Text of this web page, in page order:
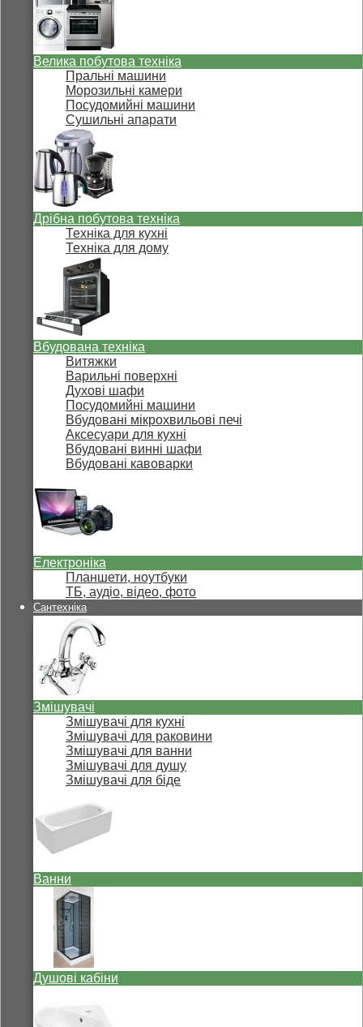
Велика побутова техніка
Пральні машини
Морозильні камери
Посудомийні машини
Сушильні апарати
Дрібна побутова техніка
Техніка для кухні
Техніка для дому
Вбудована техніка
Витяжки
Варильні поверхні
Духові шафи
Посудомийні машини
Вбудовані мікрохвильові печі
Аксесуари для кухні
Вбудовані винні шафи
Вбудовані кавоварки
Електроніка
Планшети, ноутбуки
ТБ, аудіо, відео, фото
Сантехніка
Змішувачі
Змішувачі для кухні
Змішувачі для раковини
Змішувачі для ванни
Змішувачі для душу
Змішувачі для біде
Ванни
Душові кабіни